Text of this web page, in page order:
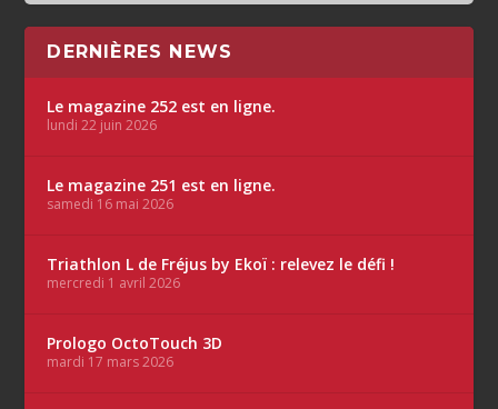
DERNIÈRES NEWS
Le magazine 252 est en ligne.
lundi 22 juin 2026
Le magazine 251 est en ligne.
samedi 16 mai 2026
Triathlon L de Fréjus by Ekoï : relevez le défi !
mercredi 1 avril 2026
Prologo OctoTouch 3D
mardi 17 mars 2026